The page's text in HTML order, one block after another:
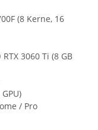
(8 Kerne, 16
3060 Ti (8 GB
/ Pro